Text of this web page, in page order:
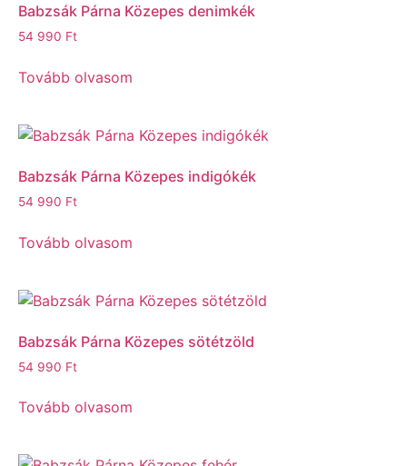
Babzsák Párna Közepes denimkék
54 990 Ft
Tovább olvasom
Babzsák Párna Közepes indigókék
54 990 Ft
Tovább olvasom
Babzsák Párna Közepes sötétzöld
54 990 Ft
Tovább olvasom